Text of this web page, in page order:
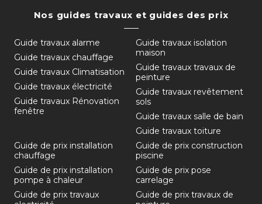
Nos guides travaux et guides des prix
Guide travaux alarme
Guide travaux chauffage
Guide travaux Climatisation
Guide travaux électricité
Guide travaux Rénovation
fenêtre
Guide travaux isolation
maison
Guide travaux travaux de
peinture
Guide travaux revêtement
sols
Guide travaux salle de bain
Guide travaux toiture
Guide de prix installation
chauffage
Guide de prix installation
pompe à chaleur
Guide de prix travaux
Guide de prix construction
piscine
Guide de prix pose
carrelage
Guide de prix travaux de